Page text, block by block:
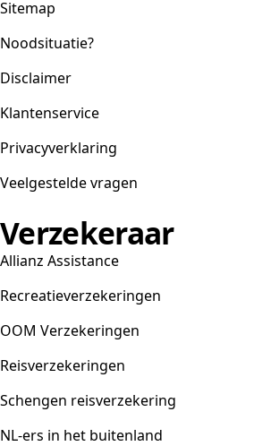
Sitemap
Noodsituatie?
Disclaimer
Klantenservice
Privacyverklaring
Veelgestelde vragen
Verzekeraar
Allianz Assistance
Recreatieverzekeringen
OOM Verzekeringen
Reisverzekeringen
Schengen reisverzekering
NL-ers in het buitenland